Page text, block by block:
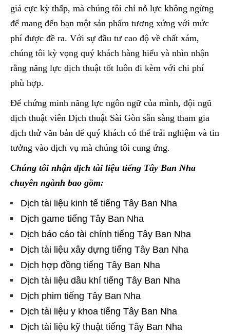
giá cực kỳ thấp, mà chúng tôi chỉ nỗ lực không ngừng
để mang đến bạn một sản phẩm tương xứng với mức
phí được đề ra. Với sự đầu tư cao độ về chất xám,
chúng tôi kỳ vọng quý khách hàng hiểu và nhìn nhận
rằng năng lực dịch thuật tốt luôn đi kèm với chi phí
phù hợp.
Để chứng minh năng lực ngôn ngữ của mình, đội ngũ
dịch thuật viên Dịch thuật Sài Gòn sẵn sàng tham gia
dịch thử văn bản để quý khách có thể trải nghiệm và tin
tưởng vào dịch vụ mà chúng tôi cung ứng.
Chúng tôi nhận dịch tài liệu tiếng Tây Ban Nha
chuyên ngành bao gồm:
Dịch tài liệu kinh tế tiếng Tây Ban Nha
Dịch game tiếng Tây Ban Nha
Dịch báo cáo tài chính tiếng Tây Ban Nha
Dịch tài liệu xây dựng tiếng Tây Ban Nha
Dịch hợp đồng tiếng Tây Ban Nha
Dịch tài liệu dầu khí tiếng Tây Ban Nha
Dịch phim tiếng Tây Ban Nha
Dịch tài liệu y khoa tiếng Tây Ban Nha
Dịch tài liệu kỹ thuật tiếng Tây Ban Nha